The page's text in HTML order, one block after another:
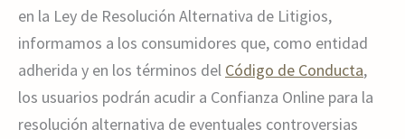
en la Ley de Resolución Alternativa de Litigios,
informamos a los consumidores que, como entidad
adherida y en los términos del Código de Conducta,
los usuarios podrán acudir a Confianza Online para la
resolución alternativa de eventuales controversias